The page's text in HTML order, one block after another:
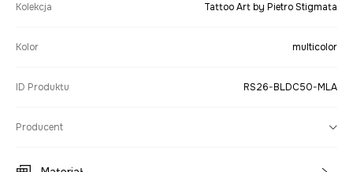
Kolekcja Tattoo Art by Pietro Stigmata
Kolor multicolor
ID Produktu RS26-BLDC50-MLA
Producent